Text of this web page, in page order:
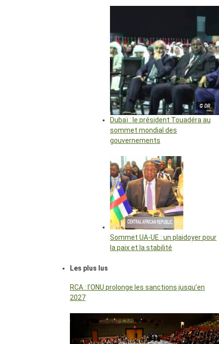
© DR
Dubaï : le président Touadéra au
sommet mondial des
gouvernements
Sommet UA-UE : un plaidoyer pour
la paix et la stabilité
Les plus lus
RCA : l’ONU prolonge les sanctions jusqu’en
2027